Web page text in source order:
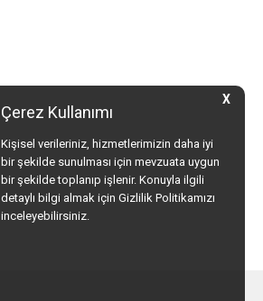
X
Çerez Kullanımı
Kişisel verileriniz, hizmetlerimizin daha iyi
bir şekilde sunulması için mevzuata uygun
bir şekilde toplanıp işlenir. Konuyla ilgili
detaylı bilgi almak için Gizlilik Politikamızı
inceleyebilirsiniz.